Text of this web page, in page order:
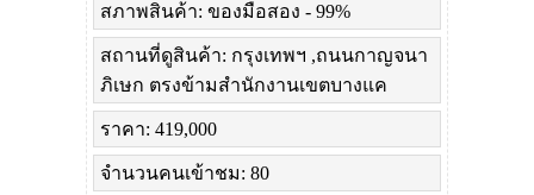
สภาพสินค้า: ของมือสอง - 99%
สถานที่ดูสินค้า: กรุงเทพฯ ,ถนนกาญจนา
ภิเษก ตรงข้ามสำนักงานเขตบางแค
ราคา: 419,000
จำนวนคนเข้าชม: 80